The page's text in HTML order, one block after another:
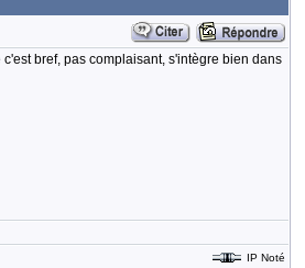
bref, pas complaisant, s'intègre bien dans
IP Noté